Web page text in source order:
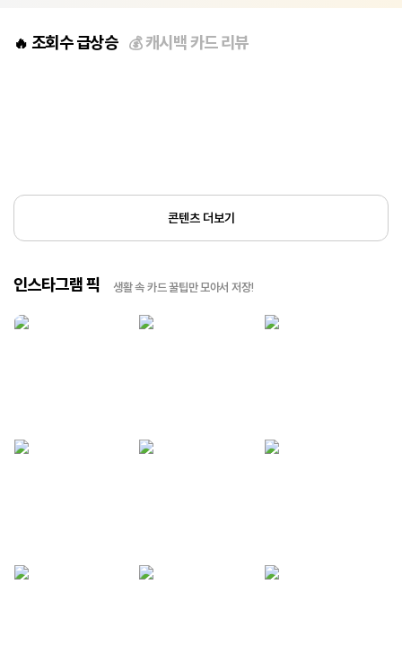
🔥 조회수 급상승 💰캐시백 카드 리뷰
콘텐츠 더보기
인스타그램 픽 생활 속 카드 꿀팁만 모아서 저장!